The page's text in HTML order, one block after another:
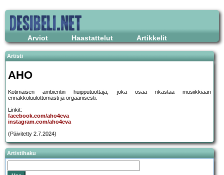
Arviot Haastattelut Artikkelit
Artisti
AHO
Kotimaisen ambientin huipputuottaja, joka osaa rikastaa musiikkiaan
ennakkoluulottomasti ja orgaanisesti.
Linkit:
facebook.com/aho4eva
instagram.com/aho4eva
(Päivitetty 2.7.2024)
Artistihaku